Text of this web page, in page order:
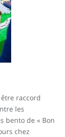
raccord
les
bento de « Bon
chez